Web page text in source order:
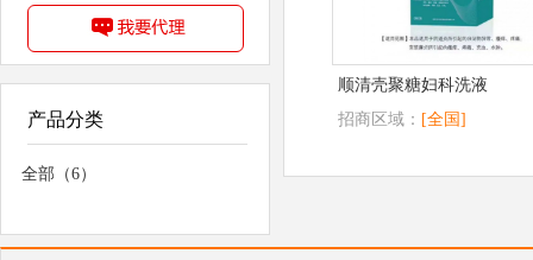
产品分类
全部（6）
顺清壳聚糖妇科洗液
招商区域： [全国]